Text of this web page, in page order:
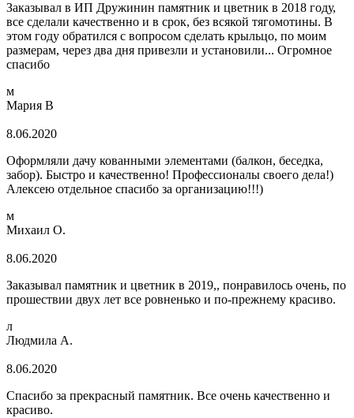
Заказывал в ИП Дружинин памятник и цветник в 2018 году,
все сделали качественно и в срок, без всякой тягомотины. В
этом году обратился с вопросом сделать крыльцо, по моим
размерам, через два дня привезли и установили... Огромное
спасибо
м
Мария В
8.06.2020
Оформляли дачу кованными элементами (балкон, беседка,
забор). Быстро и качественно! Профессионалы своего дела!)
Алексею отдельное спасибо за организацию!!!)
м
Михаил О.
8.06.2020
Заказывал памятник и цветник в 2019,, понравилось очень, по
прошествии двух лет все ровненько и по-прежнему красиво.
л
Людмила А.
8.06.2020
Спасибо за прекрасный памятник. Все очень качественно и
красиво.